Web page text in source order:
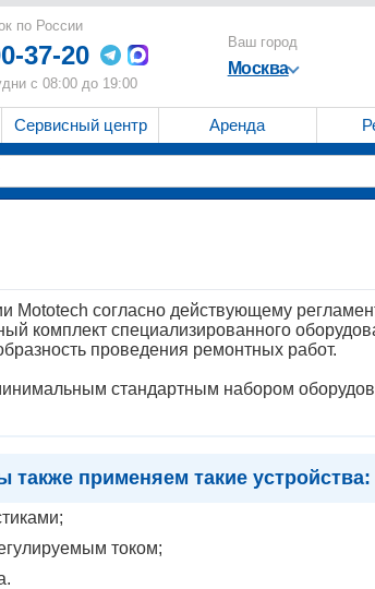
по России
37-20
с 08:00 до 19:00
Ваш город
Москва
Сервисный центр Аренда
согласно действующему
комплект специализированного
проведения ремонтных работ.
стандартным набором
применяем такие устройства:
током;